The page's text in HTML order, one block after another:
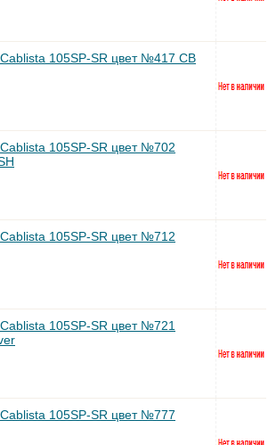
105SP-SR цвет №417 CB
105SP-SR цвет №702
105SP-SR цвет №712
105SP-SR цвет №721
105SP-SR цвет №777